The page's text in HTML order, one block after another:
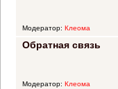
Модератор: Клеома
Обратная связь
Модератор: Клеома